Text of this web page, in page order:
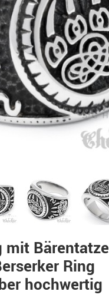
mit Bärentatze
Ring
hochwertig